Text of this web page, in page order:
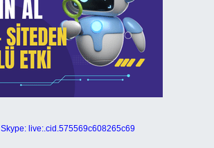
Skype: live:.cid.575569c608265c69